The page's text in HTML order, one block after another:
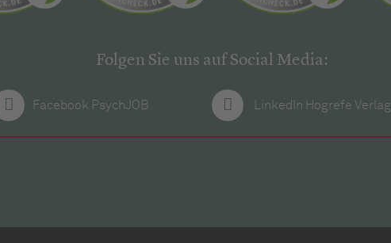
Folgen Sie uns auf Social Media:
Facebook PsychJOB LinkedIn Hogrefe Verlag